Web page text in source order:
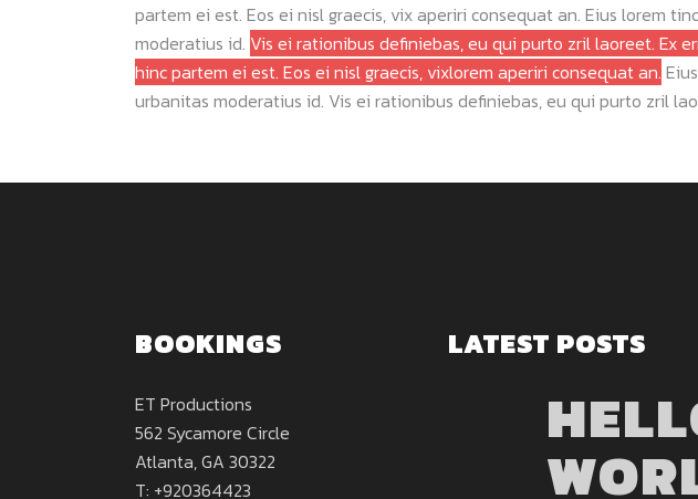
partem ei est. Eos ei nisl graecis, vix aperiri consequat an. Eius lorem
moderatius id. Vis ei rationibus definiebas, eu qui purto zril laoreet. Ex
hinc partem ei est. Eos ei nisl graecis, vixlorem aperiri consequat an.
urbanitas moderatius id. Vis ei rationibus definiebas, eu qui purto zril
BOOKINGS
ET Productions
562 Sycamore Circle
Atlanta, GA 30322
T: +920364423
LATEST POSTS